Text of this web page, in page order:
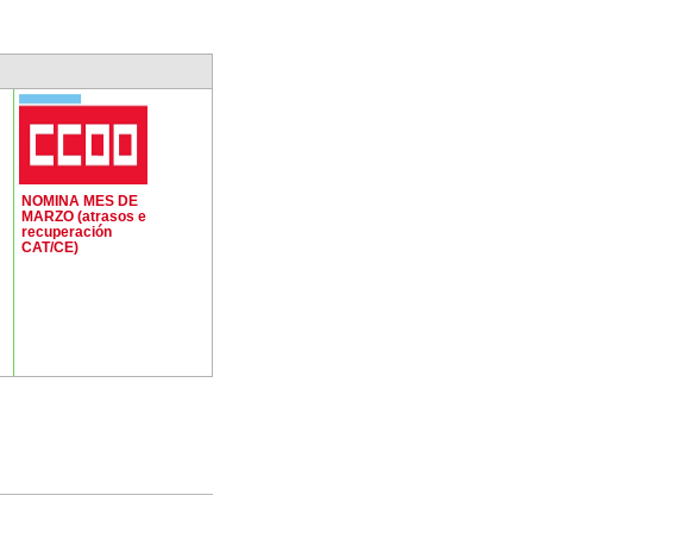
NOMINA MES DE
MARZO (atrasos e
recuperación
CAT/CE)